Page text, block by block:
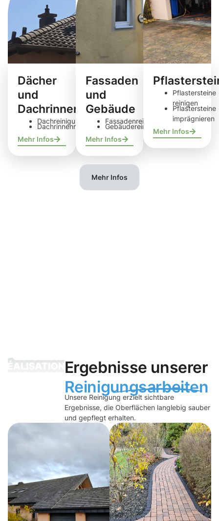
Dächer
und
Dachrinnen
Dachreinigung
Dachrinnenreinigung
Mehr Infos
Fassaden
und
Gebäude
Fassadenreinigung
Gebäudereinigung
Mehr Infos
Pflastersteine
reinigen
Pflastersteine
imprägnieren
Mehr Infos
Mehr Infos
Ergebnisse unserer
Reinigungsarbeiten
Unsere Reinigung erzielt sichtbare
Ergebnisse, die Oberflächen langlebig sauber
und gepflegt erhalten.